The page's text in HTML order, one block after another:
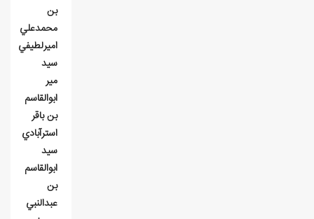
بن
محمدعلي
اميرلطيفي
سيد
مير
ابوالقاسم
بن باقر
استرآبادي
سيد
ابوالقاسم
بن
عبدالنبي